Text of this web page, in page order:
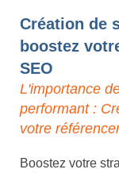
Création de
boostez
SEO
L'importance
performant :
votre
Boostez votre